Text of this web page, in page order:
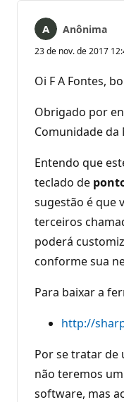
Anônima
23 de nov. de 2017
Oi F A Fontes,
Obrigado por
Comunidade
Entendo que
teclado de
sugestão é que
terceiros
poderá
conforme sua
Para baixar a
http://
Por se tratar de
não teremos
software, mas